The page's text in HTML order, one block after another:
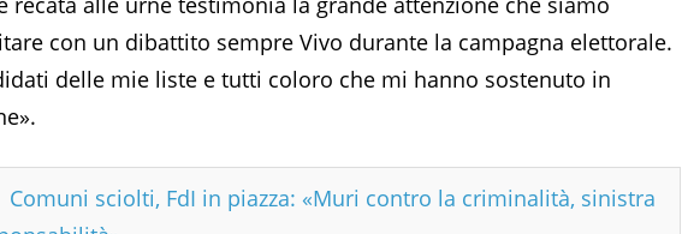
con un dibattito sempre Vivo durante la campagna elettorale.
delle mie liste e tutti coloro che mi hanno sostenuto in
Comuni sciolti, FdI in piazza: «Muri contro la criminalità, sinistra